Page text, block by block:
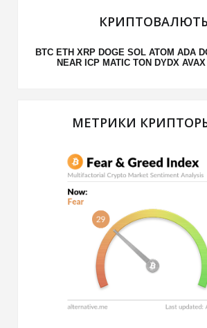
BTC ETH XRP DOGE SOL ATOM ADA
NEAR ICP MATIC TON DYDX AVAX
МЕТРИКИ